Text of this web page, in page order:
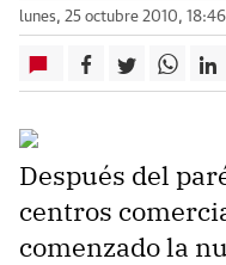
lunes, 25 octubre 2010, 18:46
Después del
centros
comenzado la